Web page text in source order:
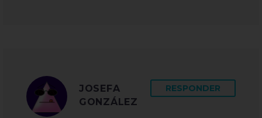
JOSEFA
GONZÁLEZ
RESPONDER